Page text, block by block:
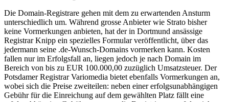
Die Domain-Registrare gehen mit dem zu erwartenden Ansturm
unterschiedlich um. Während grosse Anbieter wie Strato bisher
keine Vormerkungen anbieten, hat der in Dortmund ansässige
Registrar Knipp ein spezielles Formular veröffentlicht, über das
jedermann seine .de-Wunsch-Domains vormerken kann. Kosten
fallen nur im Erfolgsfall an, liegen jedoch je nach Domain im
Bereich von bis zu EUR 100.000,00 zuzüglich Umsatzsteuer. Der
Potsdamer Registrar Variomedia bietet ebenfalls Vormerkungen an,
wobei sich die Preise zweiteilen: neben einer erfolgsunabhängigen
Gebühr für die Einreichung auf dem gewählten Platz fällt eine